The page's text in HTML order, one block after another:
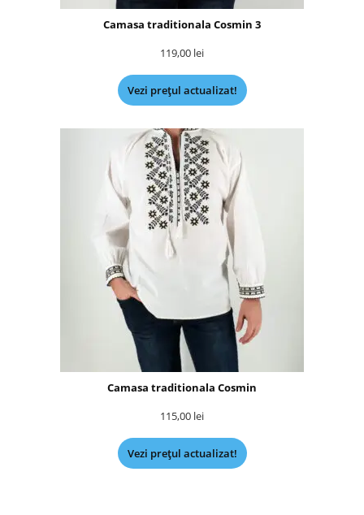
Camasa traditionala Cosmin 3
119,00 lei
Vezi prețul actualizat!
Camasa traditionala Cosmin
115,00 lei
Vezi prețul actualizat!